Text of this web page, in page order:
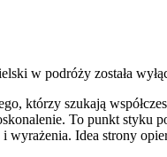
w podróży została
którzy szukają
To punkt
i wyrażenia. Idea strony